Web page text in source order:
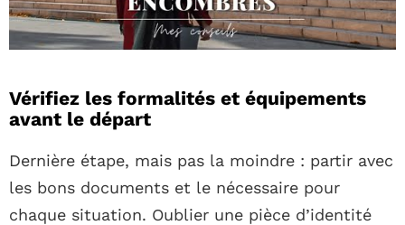
Vérifiez les formalités et équipements
avant le départ
Dernière étape, mais pas la moindre : partir avec
les bons documents et le nécessaire pour
chaque situation. Oublier une pièce d’identité